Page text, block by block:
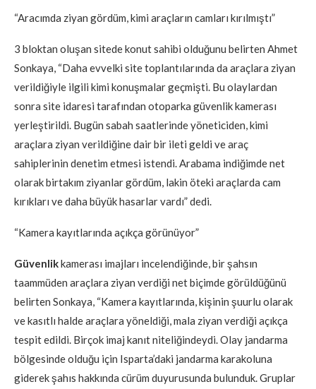
“Aracımda ziyan gördüm, kimi araçların camları kırılmıştı”
3 bloktan oluşan sitede konut sahibi olduğunu belirten Ahmet
Sonkaya, “Daha evvelki site toplantılarında da araçlara ziyan
verildiğiyle ilgili kimi konuşmalar geçmişti. Bu olaylardan
sonra site idaresi tarafından otoparka güvenlik kamerası
yerleştirildi. Bugün sabah saatlerinde yöneticiden, kimi
araçlara ziyan verildiğine dair bir ileti geldi ve araç
sahiplerinin denetim etmesi istendi. Arabama indiğimde net
olarak birtakım ziyanlar gördüm, lakin öteki araçlarda cam
kırıkları ve daha büyük hasarlar vardı” dedi.
“Kamera kayıtlarında açıkça görünüyor”
Güvenlikkamerası imajları incelendiğinde, bir şahsın
taammüden araçlara ziyan verdiği net biçimde görüldüğünü
belirten Sonkaya, “Kamera kayıtlarında, kişinin şuurlu olarak
ve kasıtlı halde araçlara yöneldiği, mala ziyan verdiği açıkça
tespit edildi. Birçok imaj kanıt niteliğindeydi. Olay jandarma
bölgesinde olduğu için Isparta’daki jandarma karakoluna
giderek şahıs hakkında cürüm duyurusunda bulunduk. Gruplar